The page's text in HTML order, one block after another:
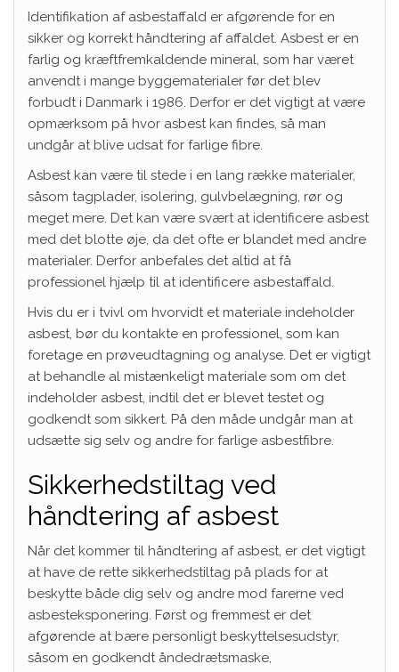
Identifikation af asbestaffald er afgørende for en
sikker og korrekt håndtering af affaldet. Asbest er en
farlig og kræftfremkaldende mineral, som har været
anvendt i mange byggematerialer før det blev
forbudt i Danmark i 1986. Derfor er det vigtigt at være
opmærksom på hvor asbest kan findes, så man
undgår at blive udsat for farlige fibre.
Asbest kan være til stede i en lang række materialer,
såsom tagplader, isolering, gulvbelægning, rør og
meget mere. Det kan være svært at identificere asbest
med det blotte øje, da det ofte er blandet med andre
materialer. Derfor anbefales det altid at få
professionel hjælp til at identificere asbestaffald.
Hvis du er i tvivl om hvorvidt et materiale indeholder
asbest, bør du kontakte en professionel, som kan
foretage en prøveudtagning og analyse. Det er vigtigt
at behandle al mistænkeligt materiale som om det
indeholder asbest, indtil det er blevet testet og
godkendt som sikkert. På den måde undgår man at
udsætte sig selv og andre for farlige asbestfibre.
Sikkerhedstiltag ved
håndtering af asbest
Når det kommer til håndtering af asbest, er det vigtigt
at have de rette sikkerhedstiltag på plads for at
beskytte både dig selv og andre mod farerne ved
asbesteksponering. Først og fremmest er det
afgørende at bære personligt beskyttelsesudstyr,
såsom en godkendt åndedrætsmaske,